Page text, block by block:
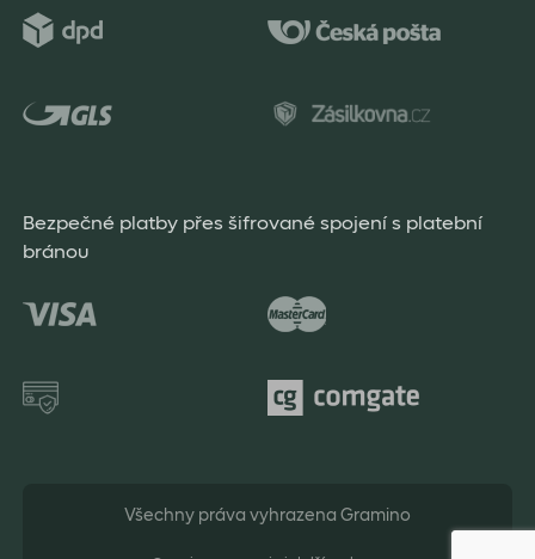
Bezpečné platby přes šifrované spojení s platební
bránou
Všechny práva vyhrazena Gramino